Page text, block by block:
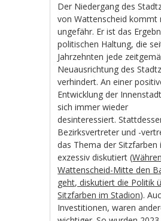
Der Niedergang des
von Wattenscheid kommt
ungefähr. Er ist das
politischen Haltung, die
Jahrzehnten jede
Neuausrichtung des
verhindert. An einer
Entwicklung der
sich immer wieder
desinteressiert.
Bezirksvertreter und -
das Thema der Sitzfarben
exzessiv diskutiert (
Wattenscheid-Mitte den
geht, diskutiert die Politik
Sitzfarben im Stadion).
Investitionen, waren